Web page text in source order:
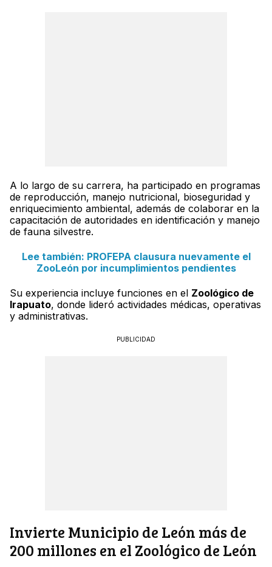
A lo largo de su carrera, ha participado en programas
de reproducción, manejo nutricional, bioseguridad y
enriquecimiento ambiental, además de colaborar en la
capacitación de autoridades en identificación y manejo
de fauna silvestre.
Lee también: PROFEPA clausura nuevamente el
ZooLeón por incumplimientos pendientes
Su experiencia incluye funciones en el Zoológico de
Irapuato, donde lideró actividades médicas, operativas
y administrativas.
PUBLICIDAD
Invierte Municipio de León más de
200 millones en el Zoológico de León